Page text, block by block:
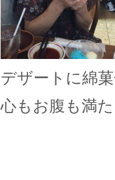
デザートに綿
心もお腹も満